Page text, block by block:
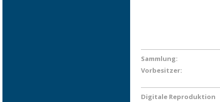
Sammlung:
Vorbesitzer:
Digitale Reproduktion